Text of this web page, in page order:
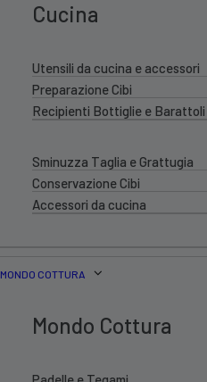
Cucina
Utensili da cucina e accessori
Preparazione Cibi
Recipienti Bottiglie e Barattoli
Sminuzza Taglia e Grattugia
Conservazione Cibi
Accessori da cucina
MONDO COTTURA
Mondo Cottura